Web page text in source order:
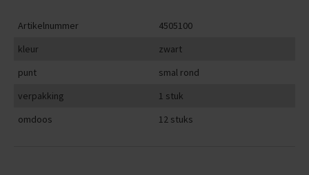
Artikelnummer
4505100
kleur
zwart
punt
smal rond
verpakking
1 stuk
omdoos
12 stuks